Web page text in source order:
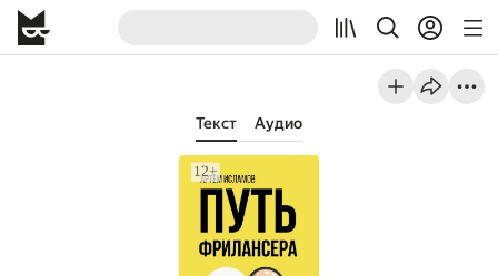
Текст Аудио